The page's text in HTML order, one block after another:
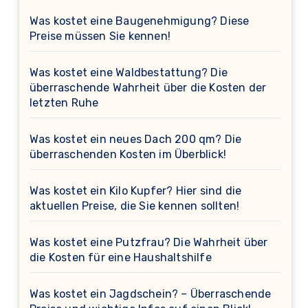
Was kostet eine Baugenehmigung? Diese
Preise müssen Sie kennen!
Was kostet eine Waldbestattung? Die
überraschende Wahrheit über die Kosten der
letzten Ruhe
Was kostet ein neues Dach 200 qm? Die
überraschenden Kosten im Überblick!
Was kostet ein Kilo Kupfer? Hier sind die
aktuellen Preise, die Sie kennen sollten!
Was kostet eine Putzfrau? Die Wahrheit über
die Kosten für eine Haushaltshilfe
Was kostet ein Jagdschein? – Überraschende